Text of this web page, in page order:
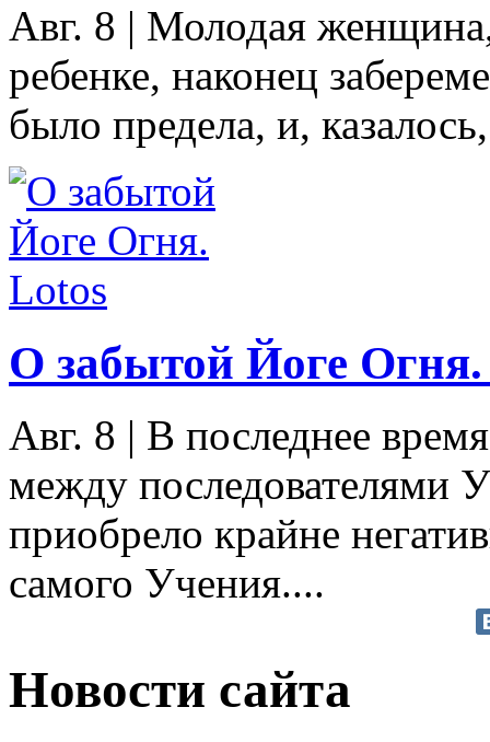
Авг. 8 | Молодая
ребенке, наконец
было предела, и,
О забытой Йоге
Авг. 8 | В последнее
между последователями
приобрело крайне
самого Учения....
Новости сайта